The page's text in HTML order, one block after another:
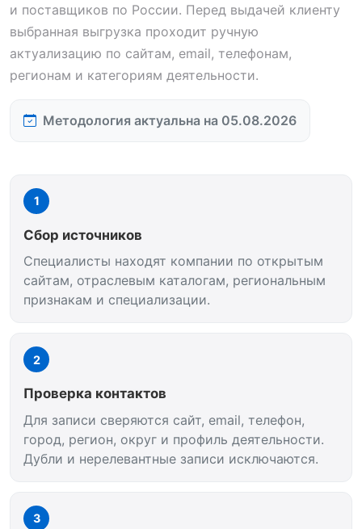
и поставщиков по России. Перед выдачей клиенту
выбранная выгрузка проходит ручную
актуализацию по сайтам, email, телефонам,
регионам и категориям деятельности.
Методология актуальна на 05.08.2026
1
Сбор источников
Специалисты находят компании по открытым
сайтам, отраслевым каталогам, региональным
признакам и специализации.
2
Проверка контактов
Для записи сверяются сайт, email, телефон,
город, регион, округ и профиль деятельности.
Дубли и нерелевантные записи исключаются.
3